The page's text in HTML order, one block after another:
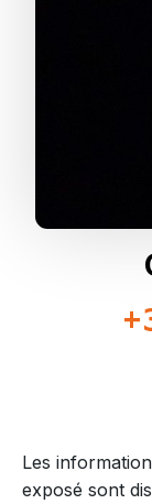
Les
exposé sont